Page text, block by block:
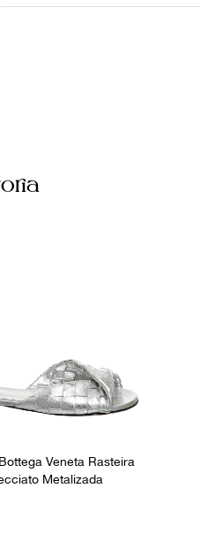
Veneta Rasteira
Metalizada